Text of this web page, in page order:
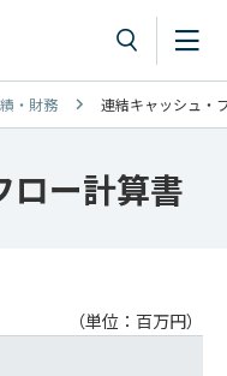
・財務 連結キャッシュ・
ロー計算書
（単位：百万円）